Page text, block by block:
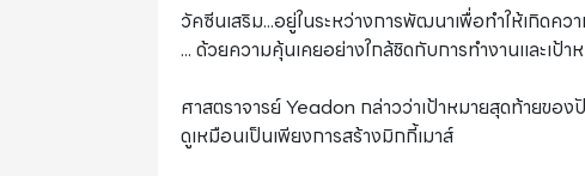
วัคซีนเสริม...อยู่ในระหว่างการพัฒนาเพื่อทำให้เกิดคว
... ด้วยความคุ้นเคยอย่างใกล้ชิดกับการทำงานและเ
ศาสตราจารย์ Yeadon กล่าวว่าเป้าหมายสุดท้ายขอ
ดูเหมือนเป็นเพียงการสร้างมิกกี้เมาส์